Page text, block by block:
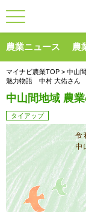
農業ニュース 農
マイナビ農業TOP > 中山
魅力物語 中村 大佑さん
中山間地域 農
タイアップ